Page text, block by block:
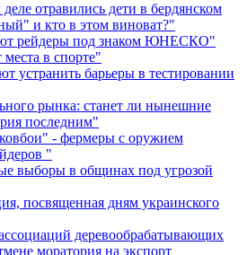
отравились дети в бердянском
и кто в этом виноват?"
рейдеры под знаком ЮНЕСКО"
в спорте"
устранить барьеры в тестировании
рынка: станет ли нынешние
последним"
- фермеры с оружием
"
выборы в общинах под угрозой
посвященная дням украинского
деревообрабатывающих
моратория на экспорт